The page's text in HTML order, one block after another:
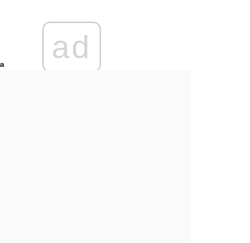
Anuluj
ad